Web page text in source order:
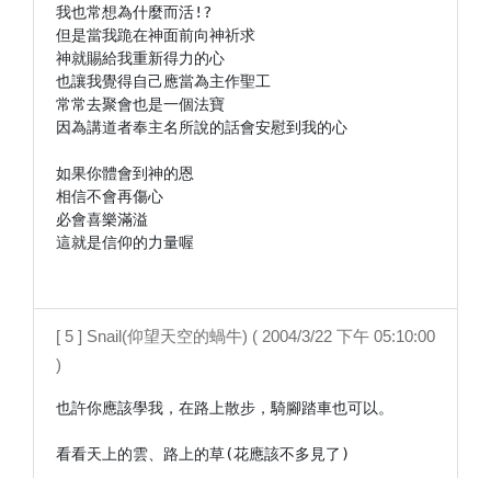
我也常想為什麼而活!?
但是當我跪在神面前向神祈求
神就賜給我重新得力的心
也讓我覺得自己應當為主作聖工
常常去聚會也是一個法寶
因為講道者奉主名所說的話會安慰到我的心
如果你體會到神的恩
相信不會再傷心
必會喜樂滿溢
這就是信仰的力量喔
[ 5 ] Snail(仰望天空的蝸牛) ( 2004/3/22 下午 05:10:00
)
也許你應該學我，在路上散步，騎腳踏車也可以。
看看天上的雲、路上的草(花應該不多見了)